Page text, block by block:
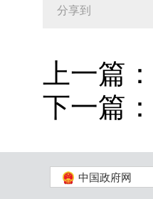
分享到
上一篇：
下一篇：
中国政府网